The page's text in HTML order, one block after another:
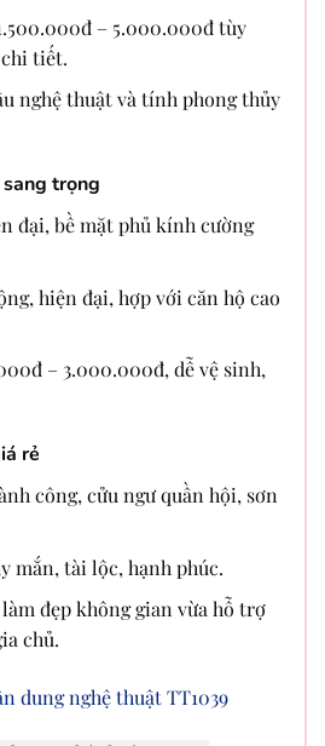
– 5.000.000đ tùy
tiết.
nghệ thuật và tính phong thủy
trọng
đại, bề mặt phủ kính cường
hiện đại, hợp với căn hộ cao
– 3.000.000đ, dễ vệ sinh,
rẻ
công, cửu ngư quần hội, sơn
mắn, tài lộc, hạnh phúc.
đẹp không gian vừa hỗ trợ
chủ.